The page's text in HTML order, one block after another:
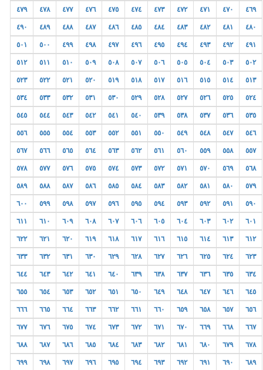
٤٦٩ ٤٧٠ ٤٧١ ٤٧٢ ٤٧٣ ٤٧٤ ٤٧٥ ٤٧٦ ٤٧٧ ٤٧٨ ٤٧٩
٤٨٠ ٤٨١ ٤٨٢ ٤٨٣ ٤٨٤ ٤٨٥ ٤٨٦ ٤٨٧ ٤٨٨ ٤٨٩ ٤٩٠
٤٩١ ٤٩٢ ٤٩٣ ٤٩٤ ٤٩٥ ٤٩٦ ٤٩٧ ٤٩٨ ٤٩٩ ٥٠٠ ٥٠١
٥٠٢ ٥٠٣ ٥٠٤ ٥٠٥ ٥٠٦ ٥٠٧ ٥٠٨ ٥٠٩ ٥١٠ ٥١١ ٥١٢
٥١٣ ٥١٤ ٥١٥ ٥١٦ ٥١٧ ٥١٨ ٥١٩ ٥٢٠ ٥٢١ ٥٢٢ ٥٢٣
٥٢٤ ٥٢٥ ٥٢٦ ٥٢٧ ٥٢٨ ٥٢٩ ٥٣٠ ٥٣١ ٥٣٢ ٥٣٣ ٥٣٤
٥٣٥ ٥٣٦ ٥٣٧ ٥٣٨ ٥٣٩ ٥٤٠ ٥٤١ ٥٤٢ ٥٤٣ ٥٤٤ ٥٤٥
٥٤٦ ٥٤٧ ٥٤٨ ٥٤٩ ٥٥٠ ٥٥١ ٥٥٢ ٥٥٣ ٥٥٤ ٥٥٥ ٥٥٦
٥٥٧ ٥٥٨ ٥٥٩ ٥٦٠ ٥٦١ ٥٦٢ ٥٦٣ ٥٦٤ ٥٦٥ ٥٦٦ ٥٦٧
٥٦٨ ٥٦٩ ٥٧٠ ٥٧١ ٥٧٢ ٥٧٣ ٥٧٤ ٥٧٥ ٥٧٦ ٥٧٧ ٥٧٨
٥٧٩ ٥٨٠ ٥٨١ ٥٨٢ ٥٨٣ ٥٨٤ ٥٨٥ ٥٨٦ ٥٨٧ ٥٨٨ ٥٨٩
٥٩٠ ٥٩١ ٥٩٢ ٥٩٣ ٥٩٤ ٥٩٥ ٥٩٦ ٥٩٧ ٥٩٨ ٥٩٩ ٦٠٠
٦٠١ ٦٠٢ ٦٠٣ ٦٠٤ ٦٠٥ ٦٠٦ ٦٠٧ ٦٠٨ ٦٠٩ ٦١٠ ٦١١
٦١٢ ٦١٣ ٦١٤ ٦١٥ ٦١٦ ٦١٧ ٦١٨ ٦١٩ ٦٢٠ ٦٢١ ٦٢٢
٦٢٣ ٦٢٤ ٦٢٥ ٦٢٦ ٦٢٧ ٦٢٨ ٦٢٩ ٦٣٠ ٦٣١ ٦٣٢ ٦٣٣
٦٣٤ ٦٣٥ ٦٣٦ ٦٣٧ ٦٣٨ ٦٣٩ ٦٤٠ ٦٤١ ٦٤٢ ٦٤٣ ٦٤٤
٦٤٥ ٦٤٦ ٦٤٧ ٦٤٨ ٦٤٩ ٦٥٠ ٦٥١ ٦٥٢ ٦٥٣ ٦٥٤ ٦٥٥
٦٥٦ ٦٥٧ ٦٥٨ ٦٥٩ ٦٦٠ ٦٦١ ٦٦٢ ٦٦٣ ٦٦٤ ٦٦٥ ٦٦٦
٦٦٧ ٦٦٨ ٦٦٩ ٦٧٠ ٦٧١ ٦٧٢ ٦٧٣ ٦٧٤ ٦٧٥ ٦٧٦ ٦٧٧
٦٧٨ ٦٧٩ ٦٨٠ ٦٨١ ٦٨٢ ٦٨٣ ٦٨٤ ٦٨٥ ٦٨٦ ٦٨٧ ٦٨٨
٦٨٩ ٦٩٠ ٦٩١ ٦٩٢ ٦٩٣ ٦٩٤ ٦٩٥ ٦٩٦ ٦٩٧ ٦٩٨ ٦٩٩